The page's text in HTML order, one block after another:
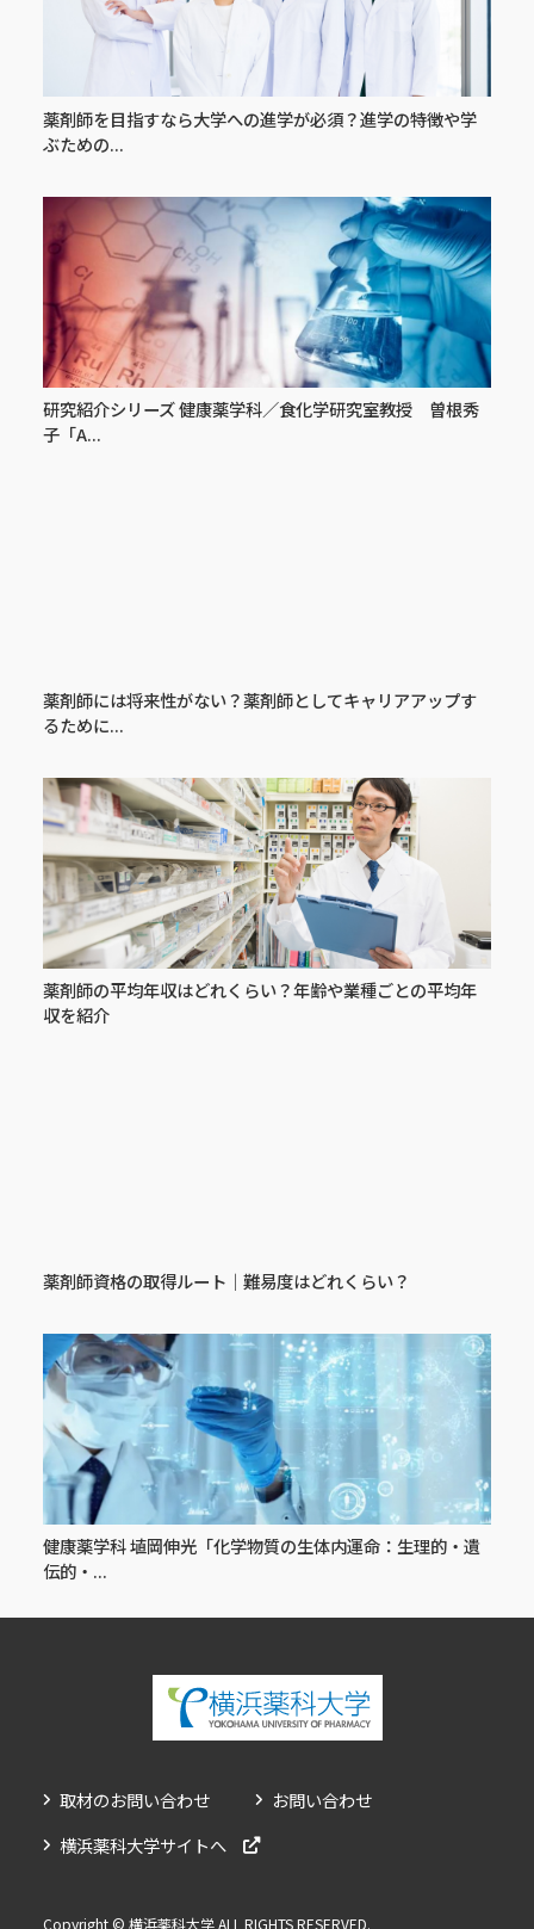
薬剤師を目指すなら大学への進学が必須？進学の特徴や学
ぶための...
研究紹介シリーズ 健康薬学科／食化学研究室教授 曽根秀
子「A...
薬剤師には将来性がない？薬剤師としてキャリアアップす
るために...
薬剤師の平均年収はどれくらい？年齢や業種ごとの平均年
収を紹介
薬剤師資格の取得ルート｜難易度はどれくらい？
健康薬学科 埴岡伸光「化学物質の生体内運命：生理的・遺
伝的・...
取材のお問い合わせ
お問い合わせ
横浜薬科大学サイトへ
Copyright © 横浜薬科大学 ALL RIGHTS RESERVED.